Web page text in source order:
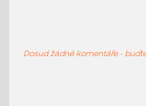
DWG
Dosud žádné komentáře -